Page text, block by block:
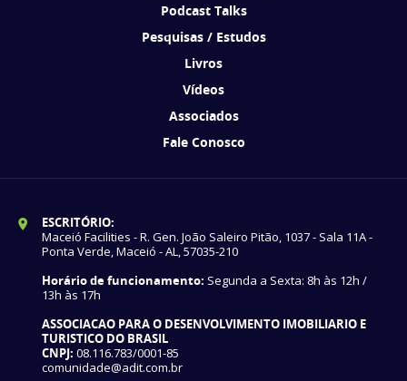
Podcast Talks
Pesquisas / Estudos
Livros
Vídeos
Associados
Fale Conosco
ESCRITÓRIO:
Maceió Facilities - R. Gen. João Saleiro Pitão, 1037 - Sala 11A -
Ponta Verde, Maceió - AL, 57035-210
Horário de funcionamento: Segunda a Sexta: 8h às 12h /
13h às 17h
ASSOCIACAO PARA O DESENVOLVIMENTO IMOBILIARIO E
TURISTICO DO BRASIL
CNPJ: 08.116.783/0001-85
comunidade@adit.com.br